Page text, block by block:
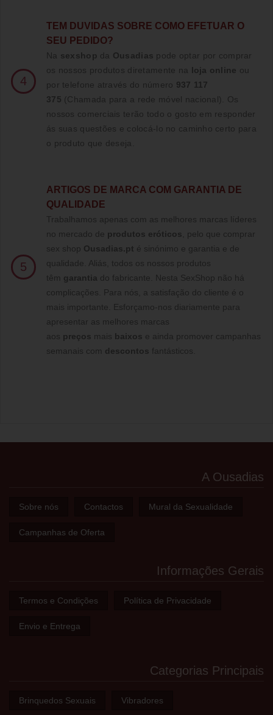
4
TE M DUVIDAS SOBRE COMO EFETUAR O
SEU PEDIDO?
Na sexshop da Ousadias pode optar por comprar
os nossos produtos diretamente na loja online ou
por telefone através do número 937 117
375 (Chamada para a rede móvel nacional)
. Os
nossos comerciais terão todo o gosto em responder
ás suas questões e colocá-lo no caminho certo para
o produto que deseja.
5
ARTIGOS DE MARCA COM GARANTIA DE
QUALIDADE
Trabalhamos apenas com as melhores marcas líderes
no mercado de produtos eróticos , pelo que comprar
sex shop Ousadias.pt é sinónimo e garantia e de
qualidade. Aliás, todos os nossos produtos
têm garantia do fabricante. Nesta SexShop não há
complicações. Para nós, a satisfação do cliente é o
mais importante. Esforçamo-nos diariamente para
apresentar as melhores marcas
aos preços mais baixos e ainda promover campanhas
semanais com descontos fantásticos.
A Ousadias
Sobre nós Contactos Mural da Sexualidade
Campanhas de Oferta
Informações Gerais
Termos e Condições Política de Privacidade
Envio e Entrega
Categorias Principais
Brinquedos Sexuais Vibradores